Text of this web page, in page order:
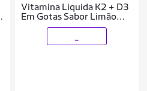
Vitamina Liquida K2 + D3
Em Gotas Sabor Limão